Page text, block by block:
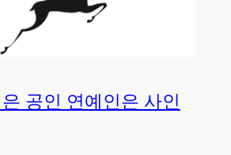
공인 연예인은 사인